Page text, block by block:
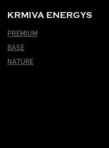
KRMIVA ENERGYS
PREMIUM
BASE
NATURE